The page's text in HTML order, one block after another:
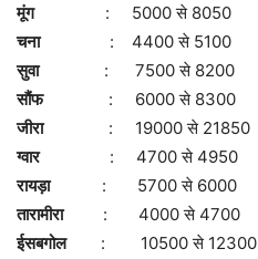
मूंग: 5000 से 8050
चना : 4400 से 5100
सुवा : 7500 से 8200
सौंफ
: 6000 से 8300
जीरा : 19000 से 21850
ग्वार
: 4700 से 4950
रायड़ा : 5700 से 6000
तारामीरा: 4000 से 4700
ईसबगोल
: 10500 से 12300